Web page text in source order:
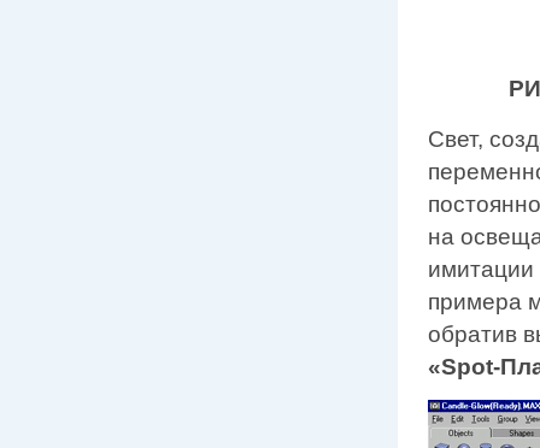
Свет,
на
имитации
примера
обратив
«Spot-